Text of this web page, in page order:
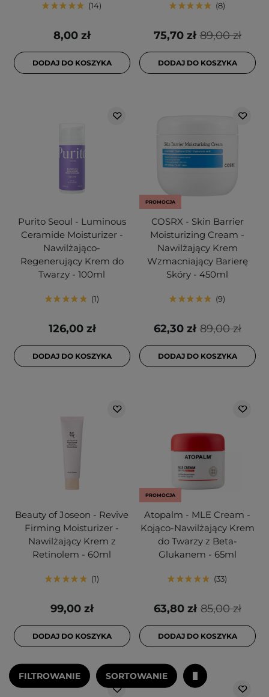
14
8,00 zł
DODAJ DO KOSZYKA
8
89,00 zł
75,70 zł
DODAJ DO KOSZYKA
Purito Seoul - Luminous
Ceramide Moisturizer -
Nawilżająco-
Regenerujący Krem do
Twarzy - 100ml
1
126,00 zł
DODAJ DO KOSZYKA
PROMOCJA
COSRX - Skin Barrier
Moisturizing Cream -
Nawilżający Krem
Wzmacniający Barierę
Skóry - 450ml
9
89,00 zł
62,30 zł
DODAJ DO KOSZYKA
Beauty of Joseon - Revive
Firming Moisturizer -
Nawilżający Krem z
Retinolem - 60ml
1
99,00 zł
DODAJ DO KOSZYKA
PROMOCJA
Atopalm - MLE Cream -
Kojąco-Nawilżający Krem
do Twarzy z Beta-
Glukanem - 65ml
33
85,00 zł
63,80 zł
DODAJ DO KOSZYKA
FILTROWANIE SORTOWANIE